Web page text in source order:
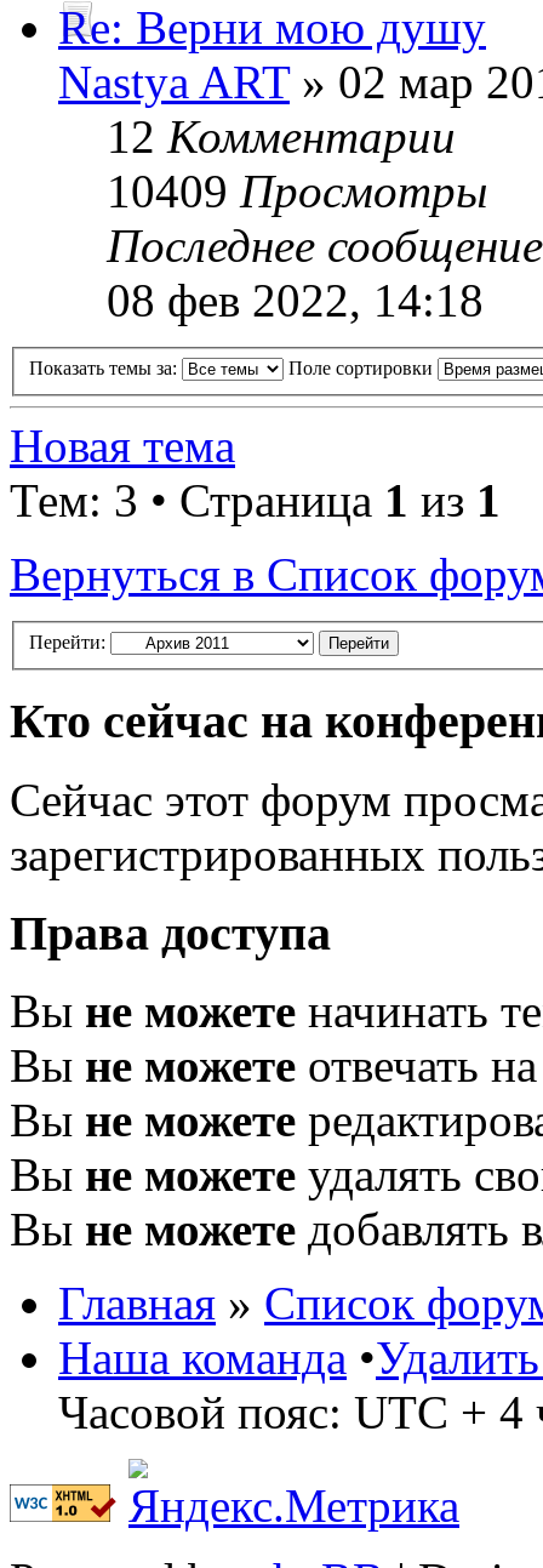
Re: Верни мою душу
Nastya ART» 02 мар
12 Комментарии
10409 Просмотры
Последнее
08 фев 2022, 14:18
Показать темы за: Поле сортировки
Новая тема
Тем: 3 • Страница 1 из 1
Вернуться в Список
Перейти:
Кто сейчас на
Сейчас этот форум
зарегистрированных
Права доступа
Вы не можете начинать
Вы не можете отвечать
Вы не можете
Вы не можете удалять
Вы не можете добавлять
Главная » Список
Наша команда •
Часовой пояс: UTC + 4